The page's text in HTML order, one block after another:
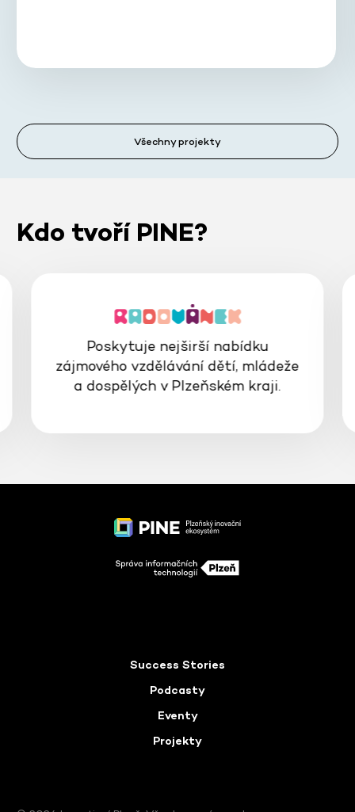
Všechny projekty
Kdo tvoří PINE?
Poskytuje nejširší nabídku
zájmového vzdělávání dětí, mládeže
a dospělých v Plzeňském kraji.
Success Stories
Podcasty
Eventy
Projekty